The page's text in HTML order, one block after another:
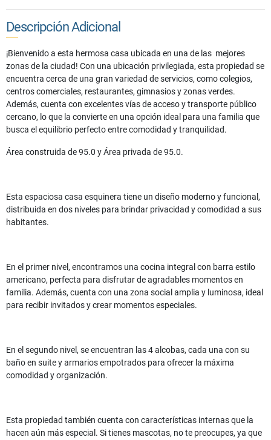
Descripción Adicional
¡Bienvenido a esta hermosa casa ubicada en una de las mejores
zonas de la ciudad! Con una ubicación privilegiada, esta propiedad se
encuentra cerca de una gran variedad de servicios, como colegios,
centros comerciales, restaurantes, gimnasios y zonas verdes.
Además, cuenta con excelentes vías de acceso y transporte público
cercano, lo que la convierte en una opción ideal para una familia que
busca el equilibrio perfecto entre comodidad y tranquilidad.
Área construida de 95.0 y Área privada de 95.0.
Esta espaciosa casa esquinera tiene un diseño moderno y funcional,
distribuida en dos niveles para brindar privacidad y comodidad a sus
habitantes.
En el primer nivel, encontramos una cocina integral con barra estilo
americano, perfecta para disfrutar de agradables momentos en
familia. Además, cuenta con una zona social amplia y luminosa, ideal
para recibir invitados y crear momentos especiales.
En el segundo nivel, se encuentran las 4 alcobas, cada una con su
baño en suite y armarios empotrados para ofrecer la máxima
comodidad y organización.
Esta propiedad también cuenta con características internas que la
hacen aún más especial. Si tienes mascotas, no te preocupes, ya que